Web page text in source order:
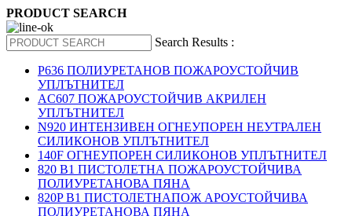
PRODUCT SEARCH
Search Results :
P636 ПОЛИУРЕТАНОВ ПОЖАРОУСТОЙЧИВ
УПЛЪТНИТЕЛ
AC607 ПОЖАРОУСТОЙЧИВ АКРИЛЕН
УПЛЪТНИТЕЛ
N920 ИНТЕНЗИВЕН ОГНЕУПОРЕН НЕУТРАЛЕН
СИЛИКОНОВ УПЛЪТНИТЕЛ
140F ОГНЕУПОРЕН СИЛИКОНОВ УПЛЪТНИТЕЛ
820 B1 ПИСТОЛЕТНА ПОЖАРОУСТОЙЧИВА
ПОЛИУРЕТАНОВА ПЯНА
820P B1 ПИСТОЛЕТНАПОЖ АРОУСТОЙЧИВА
ПОЛИУРЕТАНОВА ПЯНА